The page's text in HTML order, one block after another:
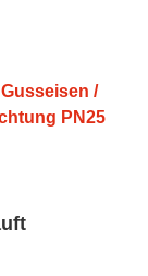
/
PN25